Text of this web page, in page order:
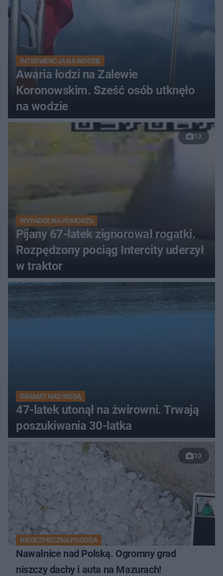
INTERWENCJA NA WODZIE
Awaria łodzi na Zalewie
Koronowskim. Sześć osób utknęło
na wodzie
13
WYPADEK NA POMORZU
Pijany 67-latek zignorował rogatki.
Rozpędzony pociąg Intercity uderzył
w traktor
DRAMAT NAD WODĄ
47-latek utonął na żwirowni. Trwają
poszukiwania 30-latka
10
NIEBEZPIECZNA POGODA
Nawałnice nad Polską. Ogromny grad
niszczy dachy i auta na Mazurach!